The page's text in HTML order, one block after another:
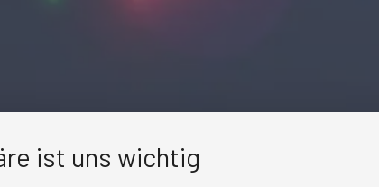
ist uns wichtig